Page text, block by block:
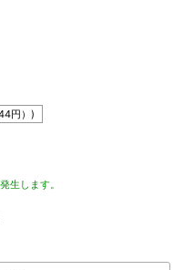
円）)
生します。